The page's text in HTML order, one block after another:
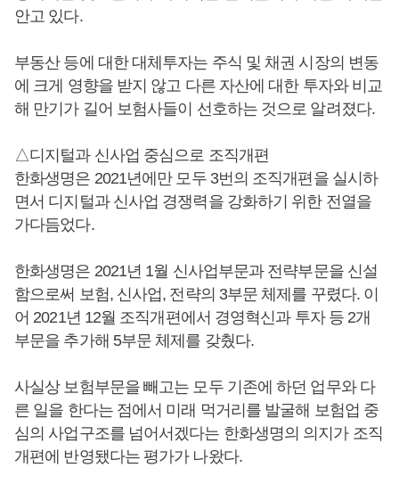
안고 있다.
부동산 등에 대한 대체투자는 주식 및 채권 시장의 변동
에 크게 영향을 받지 않고 다른 자산에 대한 투자와 비교
해 만기가 길어 보험사들이 선호하는 것으로 알려졌다.
△디지털과 신사업 중심으로 조직개편
한화생명은 2021년에만 모두 3번의 조직개편을 실시하
면서 디지털과 신사업 경쟁력을 강화하기 위한 전열을
가다듬었다.
한화생명은 2021년 1월 신사업부문과 전략부문을 신설
함으로써 보험, 신사업, 전략의 3부문 체제를 꾸렸다. 이
어 2021년 12월 조직개편에서 경영혁신과 투자 등 2개
부문을 추가해 5부문 체제를 갖췄다.
사실상 보험부문을 빼고는 모두 기존에 하던 업무와 다
른 일을 한다는 점에서 미래 먹거리를 발굴해 보험업 중
심의 사업구조를 넘어서겠다는 한화생명의 의지가 조직
개편에 반영됐다는 평가가 나왔다.